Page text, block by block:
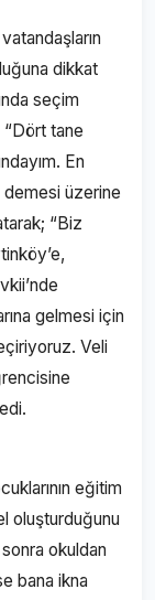
dikkat
seçim
tane
En
üzerine
“Biz
gelmesi için
Veli
eğitim
oluşturduğunu
okuldan
bana ikna